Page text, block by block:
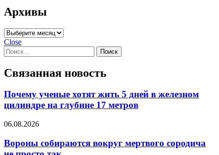
Архивы
Архивы
Close
Найти:
Связанная новость
Почему ученые хотят жить 5 дней в железном
цилиндре на глубине 17 метров
06.08.2026
Вороны собираются вокруг мертвого сородича